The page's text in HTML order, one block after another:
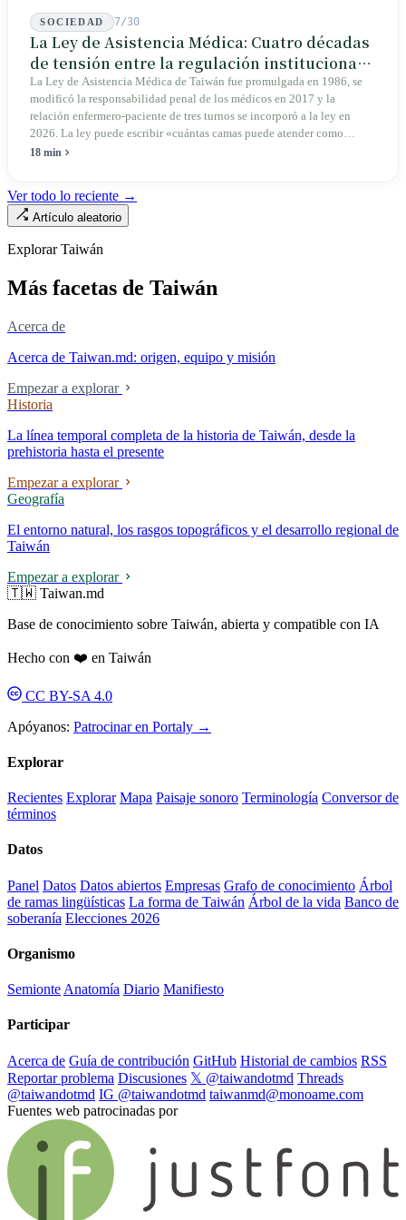
huellas dejadas por antiguos glaciares.
SOCIEDAD 7/30
La Ley de Asistencia Médica: Cuatro décadas
de tensión entre la regulación institucional y
el mercado
La Ley de Asistencia Médica de Taiwán fue promulgada en 1986, se
modificó la responsabilidad penal de los médicos en 2017 y la
relación enfermero-paciente de tres turnos se incorporó a la ley en
2026. La ley puede escribir «cuántas camas puede atender como
máximo una enfermera», pero no puede escribir «si existe esa
Ley de Médicos, es la ley raíz sobre cómo existe la institución del
«hospital» en Taiwán, y la tensión sin resolver durante cuarenta años
mercado.
18 min
Ver todo lo reciente →
Artículo aleatorio
Explorar Taiwán
Más facetas de Taiwán
Acerca de
Acerca de Taiwan.md: origen, equipo y misión
Empezar a explorar
Historia
La línea temporal completa de la historia de Taiwán, desde la
prehistoria hasta el presente
Empezar a explorar
Geografía
El entorno natural, los rasgos topográficos y el desarrollo regional de
Taiwán
Empezar a explorar
🇹🇼 Taiwan.md
Base de conocimiento sobre Taiwán, abierta y compatible con IA
Hecho con ❤️ en Taiwán
CC BY-SA 4.0
Apóyanos: Patrocinar en Portaly →
Explorar
Recientes Explorar Mapa Paisaje sonoro Terminología Conversor de
términos
Datos
Panel Datos Datos abiertos Empresas Grafo de conocimiento Árbol
de ramas lingüísticas La forma de Taiwán Árbol de la vida Banco de
soberanía Elecciones 2026
Organismo
Semionte Anatomía Diario Manifiesto
Participar
Acerca de Guía de contribución GitHub Historial de cambios RSS
Reportar problema Discusiones 𝕏 @taiwandotmd Threads
@taiwandotmd IG @taiwandotmd taiwanmd@monoame.com
Fuentes web patrocinadas por